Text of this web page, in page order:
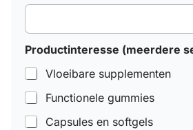
Productinteresse (meerdere
Vloeibare supplementen
Functionele gummies
Capsules en softgels